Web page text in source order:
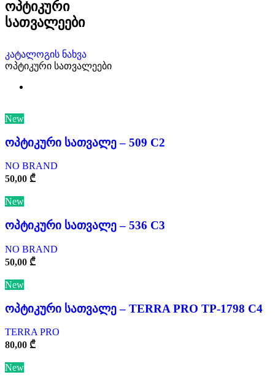
ოპტიკური
სათვალეები
კატალოგის ნახვა
ოპტიკური სათვალეები
New
ოპტიკური სათვალე – 509 C2
NO BRAND
50,00 ₾
New
ოპტიკური სათვალე – 536 C3
NO BRAND
50,00 ₾
New
ოპტიკური სათვალე – TERRA PRO TP-1798 C4
TERRA PRO
80,00 ₾
New